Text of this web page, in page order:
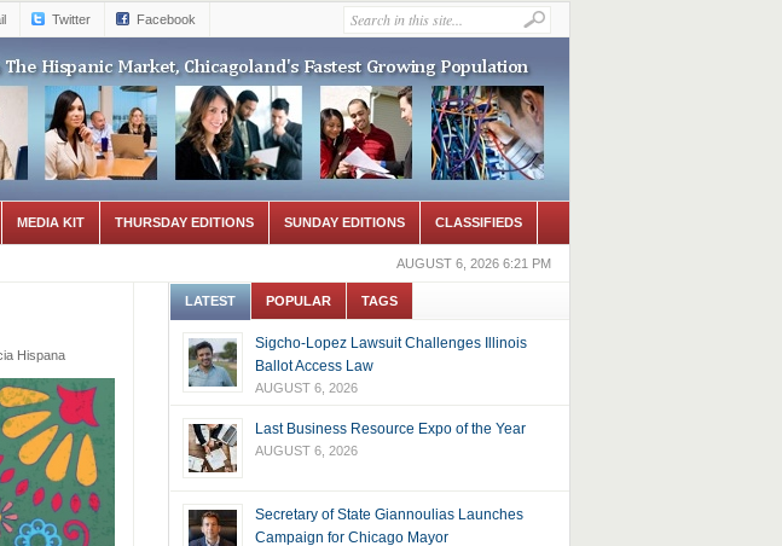
Twitter Facebook
MEDIA KIT THURSDAY EDITIONS SUNDAY EDITIONS CLASSIFIEDS
AUGUST 6, 2026 6:21 PM
Hispana
LATEST POPULAR TAGS
Sigcho-Lopez Lawsuit Challenges Illinois
Ballot Access Law
AUGUST 6, 2026
Last Business Resource Expo of the Year
AUGUST 6, 2026
Secretary of State Giannoulias Launches
Campaign for Chicago Mayor